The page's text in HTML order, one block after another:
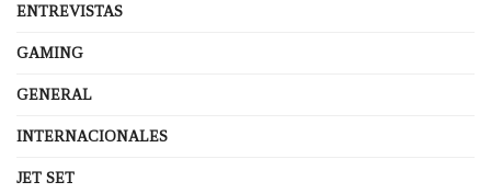
ENTREVISTAS
GAMING
GENERAL
INTERNACIONALES
JET SET